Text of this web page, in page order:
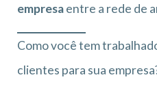
empresaentre a rede de
Como você tem
clientes para sua